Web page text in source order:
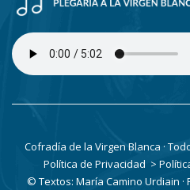
Cofradía de la Virgen Blanca ·
Política de Privacidad >
© Textos: María Camino Urdiain